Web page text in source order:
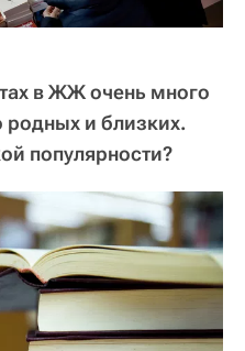
в ЖЖ очень много
родных и близких.
популярности?